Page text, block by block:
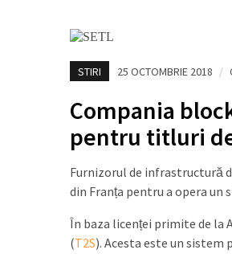
STIRI 25 OCTOMBRIE 2018 /
Compania
pentru titluri
Furnizorul de infrastructură
din Franța pentru a opera
În baza licenței primite de la
(T2S). Acesta este un